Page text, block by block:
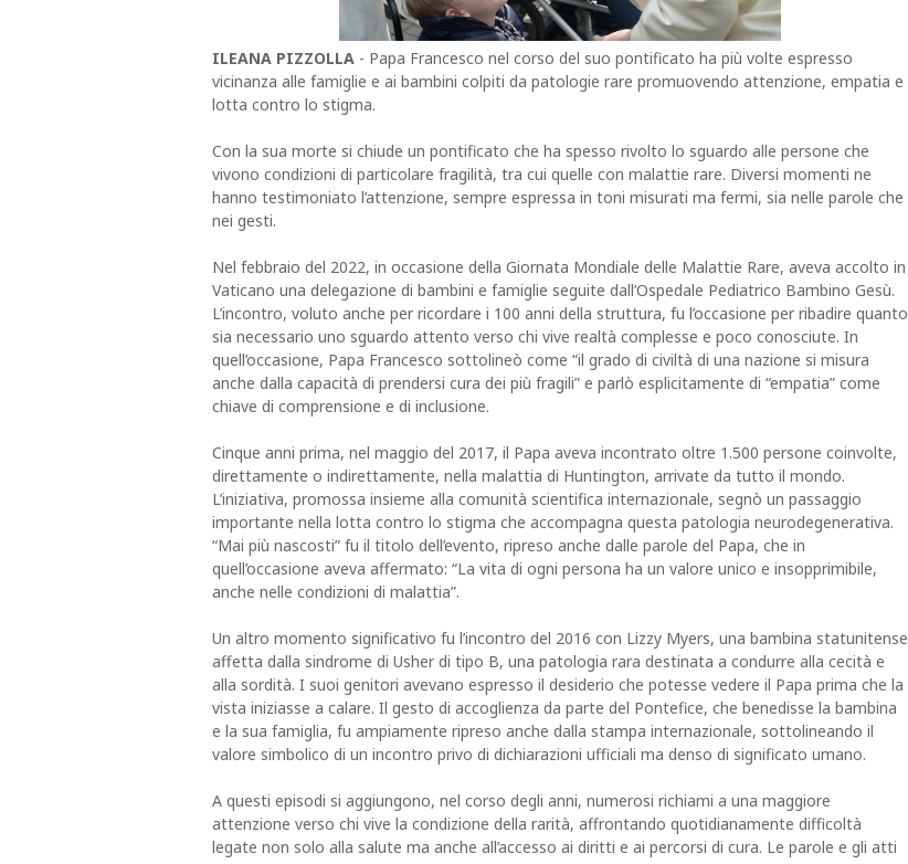
ILEANA PIZZOLLA - Papa Francesco nel corso del suo pontificato ha più volte espresso
vicinanza alle famiglie e ai bambini colpiti da patologie rare promuovendo attenzione, empatia e
lotta contro lo stigma.
Con la sua morte si chiude un pontificato che ha spesso rivolto lo sguardo alle persone che
vivono condizioni di particolare fragilità, tra cui quelle con malattie rare. Diversi momenti ne
hanno testimoniato l’attenzione, sempre espressa in toni misurati ma fermi, sia nelle parole che
nei gesti.
Nel febbraio del 2022, in occasione della Giornata Mondiale delle Malattie Rare, aveva accolto in
Vaticano una delegazione di bambini e famiglie seguite dall’Ospedale Pediatrico Bambino Gesù.
L’incontro, voluto anche per ricordare i 100 anni della struttura, fu l’occasione per ribadire quanto
sia necessario uno sguardo attento verso chi vive realtà complesse e poco conosciute. In
quell’occasione, Papa Francesco sottolineò come “il grado di civiltà di una nazione si misura
anche dalla capacità di prendersi cura dei più fragili” e parlò esplicitamente di “empatia” come
chiave di comprensione e di inclusione.
Cinque anni prima, nel maggio del 2017, il Papa aveva incontrato oltre 1.500 persone coinvolte,
direttamente o indirettamente, nella malattia di Huntington, arrivate da tutto il mondo.
L’iniziativa, promossa insieme alla comunità scientifica internazionale, segnò un passaggio
importante nella lotta contro lo stigma che accompagna questa patologia neurodegenerativa.
“Mai più nascosti” fu il titolo dell’evento, ripreso anche dalle parole del Papa, che in
quell’occasione aveva affermato: “La vita di ogni persona ha un valore unico e insopprimibile,
anche nelle condizioni di malattia”.
Un altro momento significativo fu l’incontro del 2016 con Lizzy Myers, una bambina statunitense
affetta dalla sindrome di Usher di tipo B, una patologia rara destinata a condurre alla cecità e
alla sordità. I suoi genitori avevano espresso il desiderio che potesse vedere il Papa prima che la
vista iniziasse a calare. Il gesto di accoglienza da parte del Pontefice, che benedisse la bambina
e la sua famiglia, fu ampiamente ripreso anche dalla stampa internazionale, sottolineando il
valore simbolico di un incontro privo di dichiarazioni ufficiali ma denso di significato umano.
A questi episodi si aggiungono, nel corso degli anni, numerosi richiami a una maggiore
attenzione verso chi vive la condizione della rarità, affrontando quotidianamente difficoltà
legate non solo alla salute ma anche all’accesso ai diritti e ai percorsi di cura. Le parole e gli atti